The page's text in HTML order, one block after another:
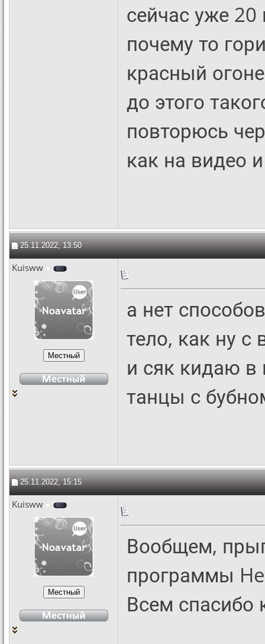
сейчас уже
почему то
красный
до этого
повторюсь
как на видео
25.11.2022, 13:50
Kuisww
а нет
тело, как ну с
и сяк кидаю в
танцы с
25.11.2022, 15:15
Kuisww
Вообщем,
программы
Всем спасибо